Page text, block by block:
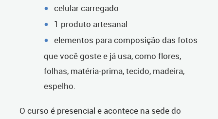
celular carregado
1 produto artesanal
elementos para composição das fotos
que você goste e já usa, como flores,
folhas, matéria-prima, tecido, madeira,
espelho.
O curso é presencial e acontece na sede do